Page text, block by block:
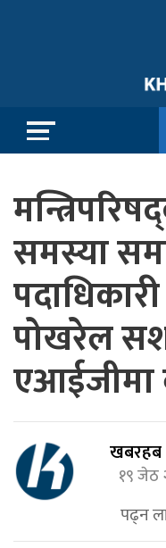
समस्या
पोखरेल
एआईजीमा
खबरहब
१९ जेठ
पढ्न